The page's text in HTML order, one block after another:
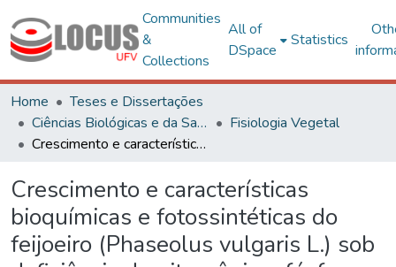
Communities
&
Collections
All of
DSpace
Statistics
Home
Teses e Dissertações
Ciências Biológicas e da Saúde
Fisiologia Vegetal
Crescimento e características bioquímicas e fotossintéticas do feijoeiro (Phaseolus vulgaris L.) sob deficiência de nitrogênio e fósforo
Crescimento e características
bioquímicas e fotossintéticas do
feijoeiro (Phaseolus vulgaris L.) sob